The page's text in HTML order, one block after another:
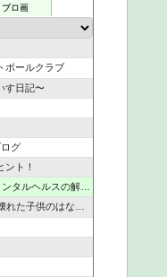
ブロ画
ボールクラブ
す日記〜
グ
ント！
スの解説・研究ブログ
子供のはなし。